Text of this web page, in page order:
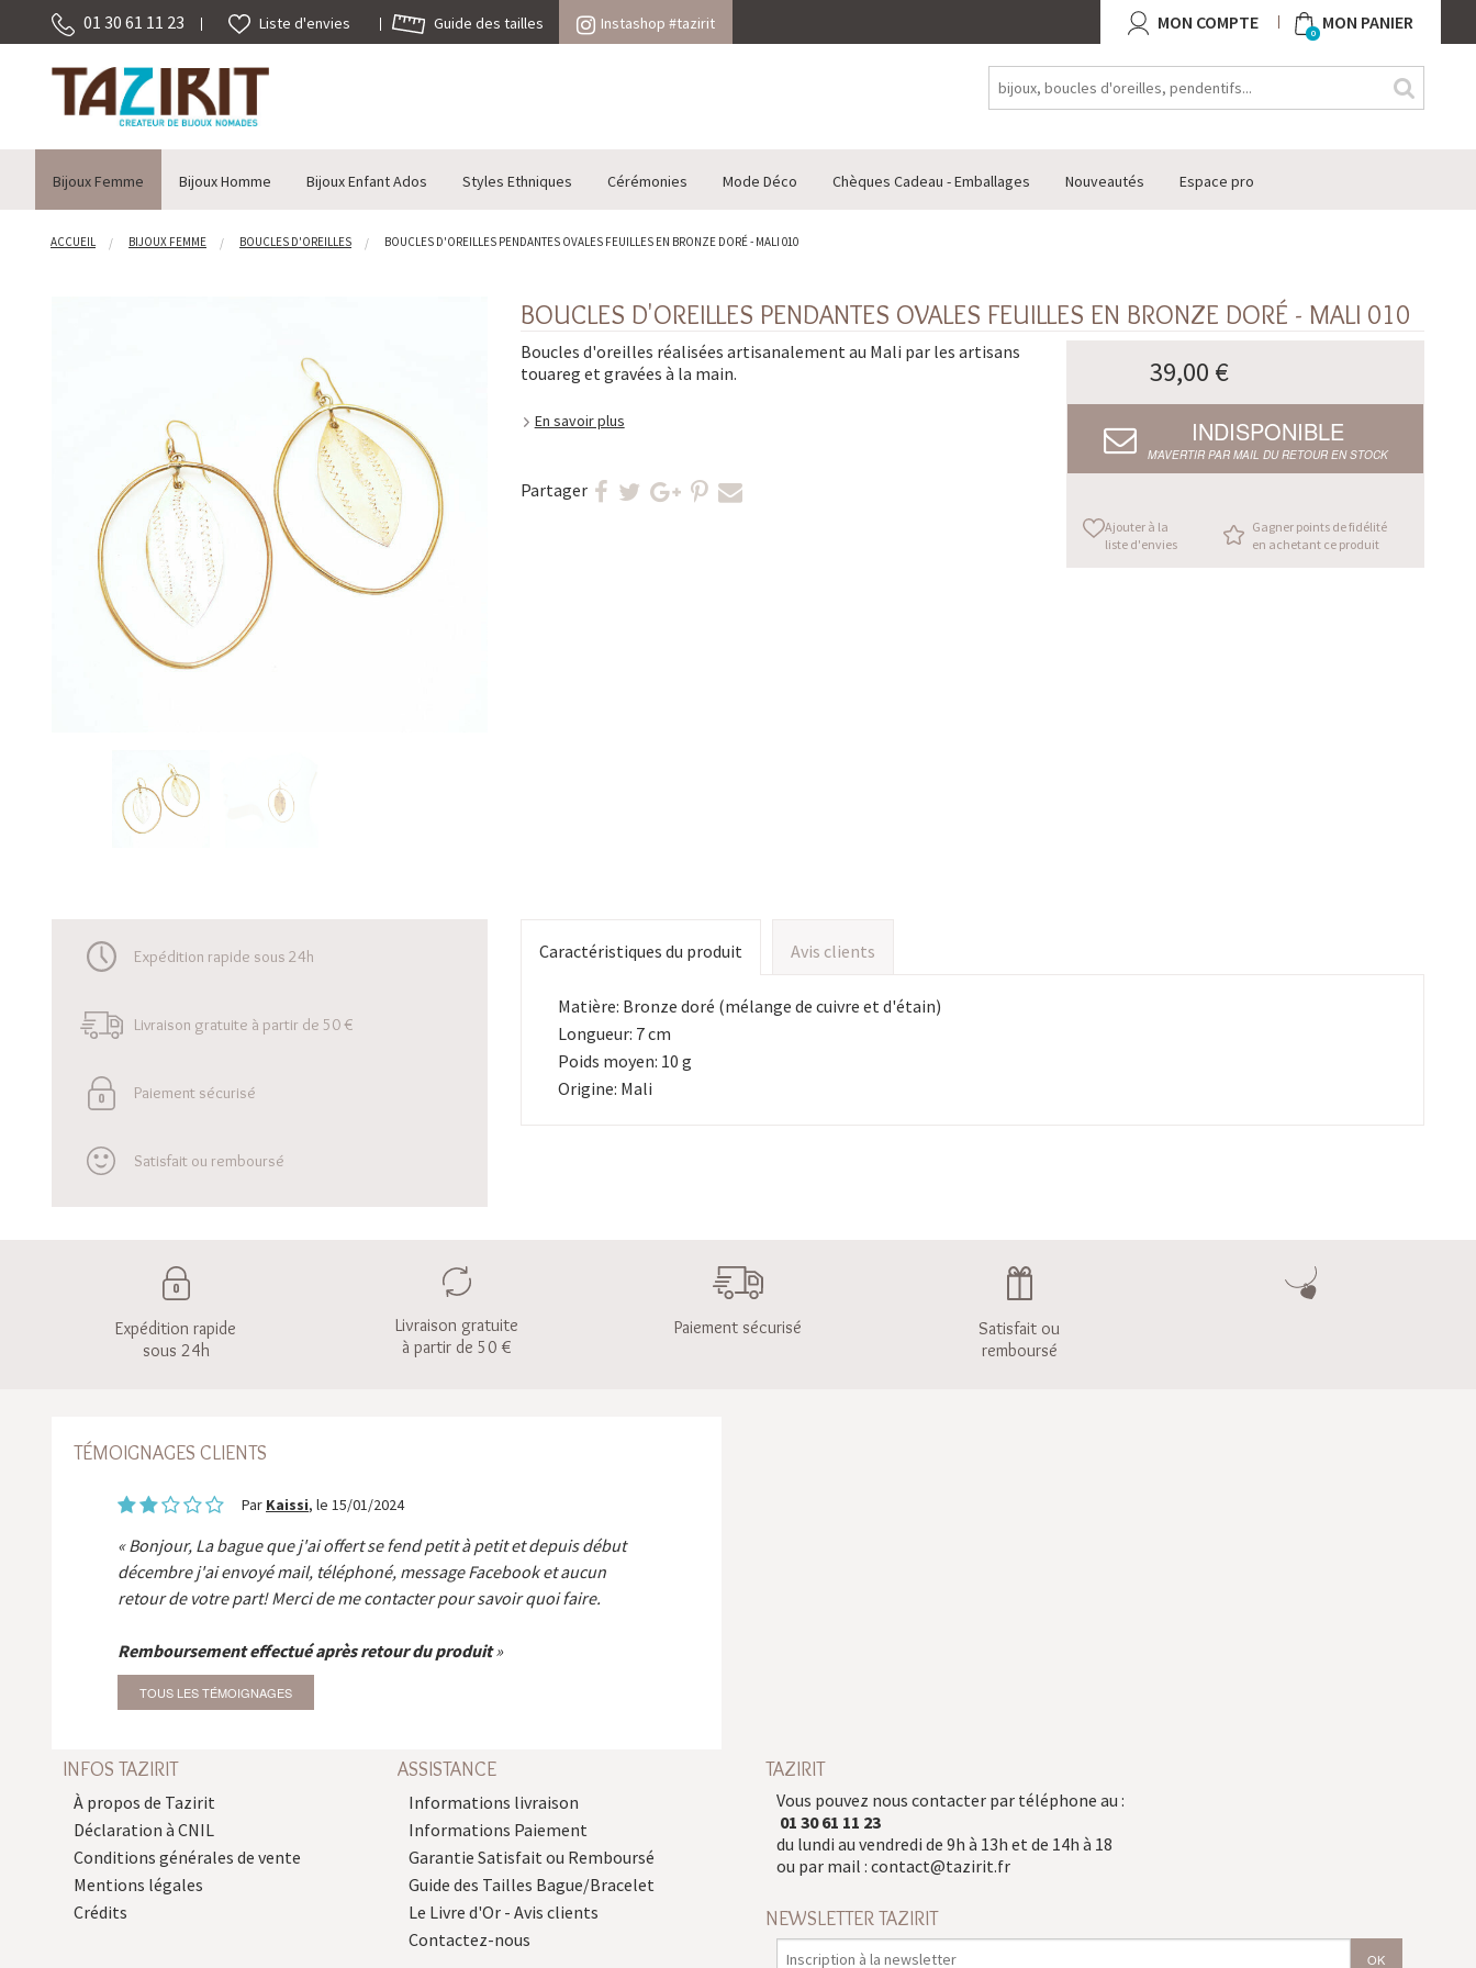
01 30 61 11 23 Liste d'envies Guide des tailles Instashop #tazirit MON COMPTE 0 MON PANIER
Bijoux Femme Bijoux Homme Bijoux Enfant Ados Styles Ethniques Cérémonies Mode Déco Chèques Cadeau - Emballages Nouveautés Espace pro
ACCUEIL BIJOUX FEMME BOUCLES D'OREILLES BOUCLES D'OREILLES PENDANTES OVALES FEUILLES EN BRONZE DORÉ - MALI 010
BOUCLES D'OREILLES PENDANTES OVALES FEUILLES EN BRONZE DORÉ - MALI 010
Boucles d'oreilles réalisées artisanalement au Mali par les artisans
touareg et gravées à la main.
En savoir plus
Partager
39,00 €
INDISPONIBLE
M’AVERTIR PAR MAIL DU RETOUR EN STOCK
Ajouter à la
liste d'envies
Gagner points de fidélité
en achetant ce produit
Expédition rapide sous 24h
Livraison gratuite à partir de 50 €
Paiement sécurisé
Satisfait ou remboursé
Caractéristiques du produit Avis clients
Matière: Bronze doré (mélange de cuivre et d'étain)
Longueur: 7 cm
Poids moyen: 10 g
Origine: Mali
Expédition rapide
sous 24h
Livraison gratuite
à partir de 50 €
Paiement sécurisé
Satisfait ou
remboursé
TÉMOIGNAGES CLIENTS
Par Kaissi, le 15/01/2024
Bonjour, La bague que j'ai offert se fend petit à petit et depuis début
décembre j'ai envoyé mail, téléphoné, message Facebook et aucun
retour de votre part! Merci de me contacter pour savoir quoi faire.
Remboursement effectué après retour du produit
TOUS LES TÉMOIGNAGES
INFOS TAZIRIT
À propos de Tazirit
Déclaration à CNIL
Conditions générales de vente
Mentions légales
Crédits
ASSISTANCE
Informations livraison
Informations Paiement
Garantie Satisfait ou Remboursé
Guide des Tailles Bague/Bracelet
Le Livre d'Or - Avis clients
Contactez-nous
TAZIRIT
Vous pouvez nous contacter par téléphone au :
01 30 61 11 23
du lundi au vendredi de 9h à 13h et de 14h à 18
ou par mail : contact@tazirit.fr
NEWSLETTER TAZIRIT